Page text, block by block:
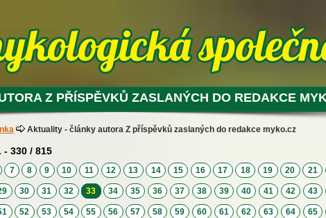
Z PŘÍSPĚVKŮ ZASLANÝCH DO REDAKCE
Aktuality - články autora Z příspěvků zaslaných do redakce myko.cz
- 330 / 815
7 8 9 10 11 12 13 14 15 16 17 18 19 20 21
30 31 32 33 34 35 36 37 38 39 40 41 42 43
52 53 54 55 56 57 58 59 60 61 62 63 64 65